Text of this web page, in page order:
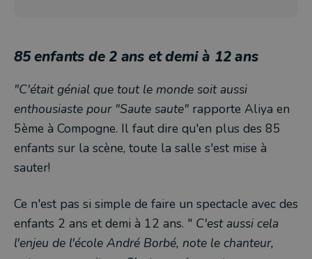
85 enfants de 2 ans et demi à 12 ans
"C'était génial que tout le monde soit aussi
enthousiaste pour "Saute saute" rapporte Aliya en
5ème à Compogne. Il faut dire qu'en plus des 85
enfants sur la scène, toute la salle s'est mise à
sauter!
Ce n'est pas si simple de faire un spectacle avec des
enfants 2 ans et demi à 12 ans. " C'est aussi cela
l'enjeu de l'école André Borbé, note le chanteur,